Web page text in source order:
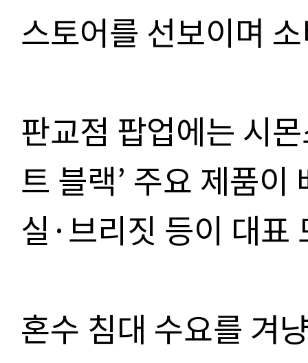
스토어를 선보이며
판교점 팝업에는 시
트 블랙’ 주요 제품
실·브리짓 등이 대표
혼수 침대 수요를 겨